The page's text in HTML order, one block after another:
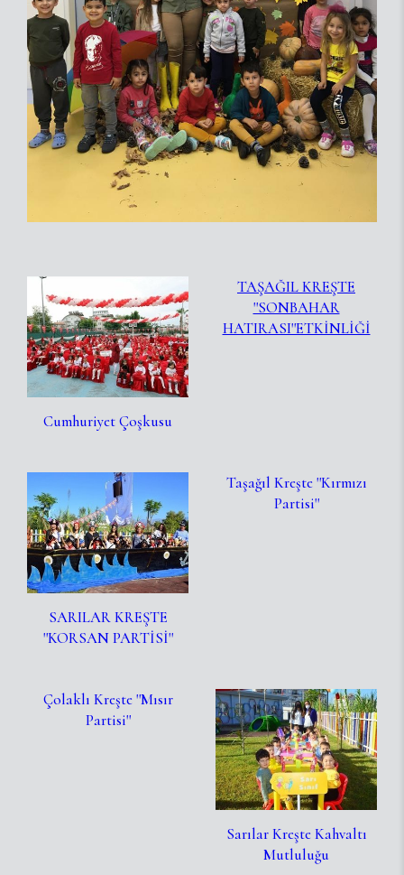
Cumhuriyet Çoşkusu
TAŞAĞIL KREŞTE
''SONBAHAR
HATIRASI''ETKİNLİĞİ
SARILAR KREŞTE
''KORSAN PARTİSİ''
Taşağıl Kreşte ''Kırmızı
Partisi''
Çolaklı Kreşte ''Mısır
Partisi''
Sarılar Kreşte Kahvaltı
Mutluluğu